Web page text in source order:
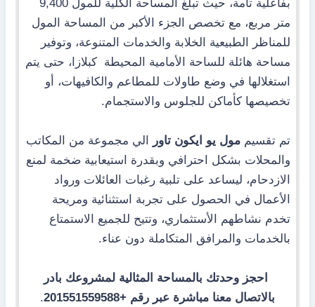
بفاعلية تامة، حيث تبلغ المساحة الكلية للمول 9,400
متر مربع، مع تخصص الجزء الأكبر من المساحة المول
للمناظر الطبيعية الخلابة والخدمات المتنوعة، وتوفير
مساحة هائلة للساحة الأمامية المحيطة كبلازا، حتى يتم
استغلالها في وضع طاولات للمطاعم والكافيهات، أو
تخصيصها كأماكن للجلوس والاستجمام.
تم تقسيم مول يو ايكون تاور
الي مجموعة من المكاتب
والمحلات بشكل احترافي وبقدرة استيعابية ضخمة لمنع
الازدحام، ليساعد على تلبية رغبات العائلات ورواد
الأعمال في الحصول على تجربة استثنائية ومريحة
تخدم نشاطهم الأستثماري، وتتيح للجميع الاستمتاع
بالخدمات والمرافق المتكاملة دون عناء.
احجز وحدتك بالمساحة المثالية لمشروعك بادر
بالاتصال معنا مباشرة عبر رقم +201551559588
.